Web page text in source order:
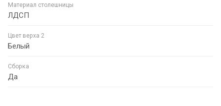
Материал столешницы
ЛДСП
Цвет верха 2
Белый
Сборка
Да